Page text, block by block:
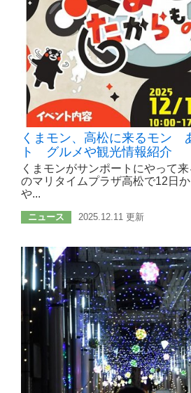
くまモン、高松に来るモン
ト グルメや観光情報紹介
くまモンがサンポートにやって
のマリタイムプラザ高松で12日
や...
ニュース 2025.12.11 更新